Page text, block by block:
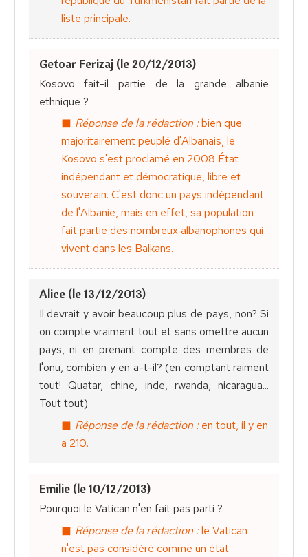
liste principale.
Getoar Ferizaj (le 20/12/2013)
Kosovo fait-il partie de la grande albanie
ethnique ?
Réponse de la rédaction :bien que
majoritairement peuplé d'Albanais, le
Kosovo s'est proclamé en 2008 État
indépendant et démocratique, libre et
souverain. C'est donc un pays indépendant
de l'Albanie, mais en effet, sa population
fait partie des nombreux albanophones qui
vivent dans les Balkans.
Alice (le 13/12/2013)
Il devrait y avoir beaucoup plus de pays, non? Si
on compte vraiment tout et sans omettre aucun
pays, ni en prenant compte des membres de
l'onu, combien y en a-t-il? (en comptant raiment
tout! Quatar, chine, inde, rwanda, nicaragua...
Tout tout)
Réponse de la rédaction :en tout, il y en
a 210.
Emilie (le 10/12/2013)
Pourquoi le Vatican n'en fait pas parti ?
Réponse de la rédaction :le Vatican
n'est pas considéré comme un état